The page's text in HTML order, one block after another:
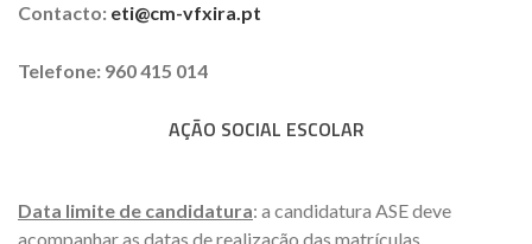
Contacto: eti@cm-vfxira.pt
Telefone: 960 415 014
AÇÃO SOCIAL ESCOLAR
Data limite de candidatura: a candidatura ASE deve
acompanhar as datas de realização das matrículas,